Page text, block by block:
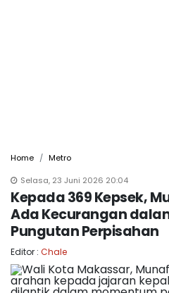
Home
Metro
Selasa, 23 Juni 2026 20:04
Kepada 369 Kepsek,
Ada Kecurangan
Pungutan Perpisahan
Editor : Chale